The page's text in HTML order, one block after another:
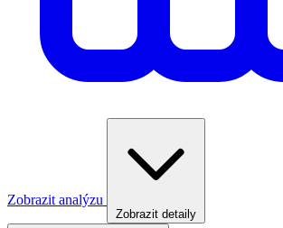
Zobrazit analýzu
Zobrazit detaily